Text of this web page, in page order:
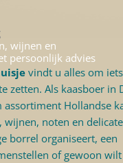
wijnen en
persoonlijk advies
vindt u alles om iets
zetten. Als kaasboer in
assortiment Hollandse
wijnen, noten en
borrel organiseert, een
of gewoon